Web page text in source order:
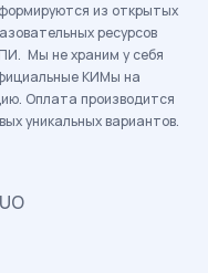
из открытых
ресурсов
Мы не храним у себя
КИМы на
Оплата производится
уникальных вариантов.